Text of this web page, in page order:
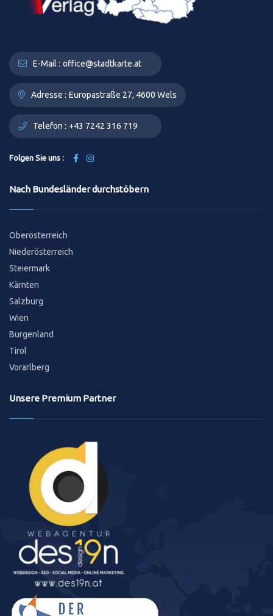
E-Mail : office@stadtkarte.at
Adresse : Europastraße 27, 4600 Wels
Telefon : +43 7242 316 719
Folgen Sie uns :
Nach Bundesländer durchstöbern
Oberösterreich
Niederösterreich
Steiermark
Kärnten
Salzburg
Wien
Burgenland
Tirol
Vorarlberg
Unsere Premium Partner